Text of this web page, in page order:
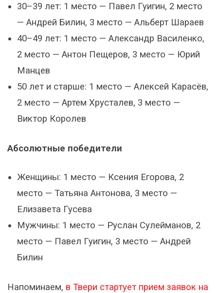
30–39 лет: 1 место — Павел Гуигин, 2 место
— Андрей Билин, 3 место — Альберт Шараев
40–49 лет: 1 место — Александр Василенко,
2 место — Антон Пещеров, 3 место — Юрий
Манцев
50 лет и старше: 1 место — Алексей Карасёв,
2 место — Артем Хрусталев, 3 место —
Виктор Королев
Абсолютные победители
Женщины: 1 место — Ксения Егорова, 2
место — Татьяна Антонова, 3 место —
Елизавета Гусева
Мужчины: 1 место — Руслан Сулейманов, 2
место — Павел Гуигин, 3 место — Андрей
Билин
Напоминаем, в Твери стартует прием заявок на